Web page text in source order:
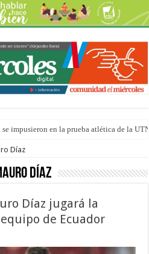
impusieron en la prueba atlética de la
años de Aníbal Sampayo
Díaz
Díaz
Díaz jugará la
de Ecuador